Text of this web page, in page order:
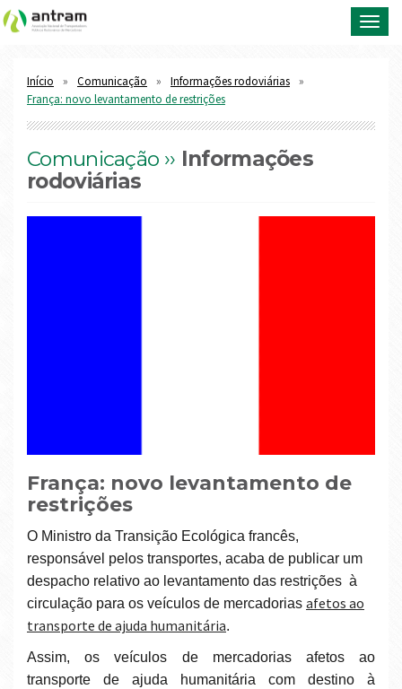
Início Comunicação
Informações rodoviárias
França: novo levantamento de restrições
Comunicação ›› Informações
rodoviárias
França: novo levantamento de
restrições
O Ministro da Transição Ecológica francês,
responsável pelos transportes, acaba de publicar um
despacho relativo ao levantamento das restrições à
circulação para os veículos de mercadorias afetos ao
transporte de ajuda humanitária.
Assim, os veículos de mercadorias afetos ao
transporte de ajuda humanitária com destino à